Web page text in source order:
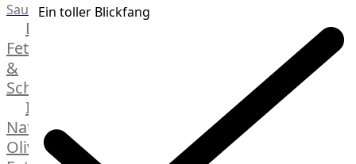
Saucen
Butter,
Fett
&
Schmalz
ItalianBar
Natives
Olivenöl
Ein toller Blickfang